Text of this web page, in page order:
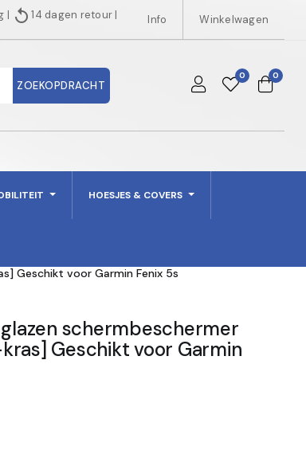
| replay14 dagen retour | Info Winkelwagen
ZOEKOPDRACHT
0 0
HOESJES & COVERS
Geschikt voor Garmin Fenix 5s
schermbeschermer
Geschikt voor Garmin